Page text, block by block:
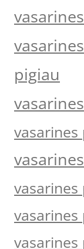
pigiau
vasarines
vasarines
vasarines
vasarines